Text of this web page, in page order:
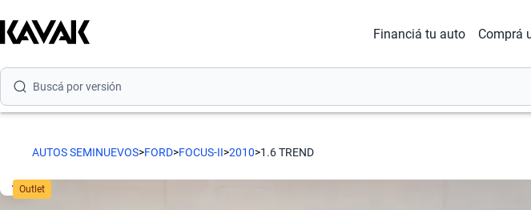
Financiá tu auto Comprá
Buscá por versión
Buscá por marca
Buscá por modelo
AUTOS SEMINUEVOS>FORD>FOCUS-II>2010>1.6 TREND
Outlet